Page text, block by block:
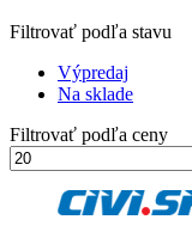
Filtrovať podľa stavu
Výpredaj
Na sklade
Filtrovať podľa ceny